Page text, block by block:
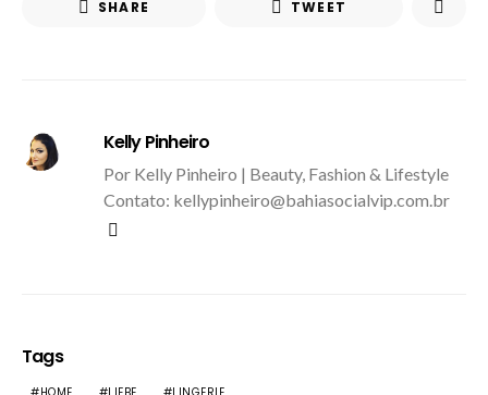
SHARE TWEET
Kelly Pinheiro
Por Kelly Pinheiro | Beauty, Fashion & Lifestyle
Contato: kellypinheiro@bahiasocialvip.com.br
Tags